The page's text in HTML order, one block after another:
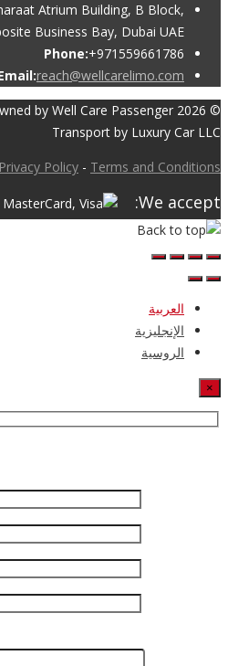
Atrium Building, B Block,
Business Bay, Dubai UAE
Phone:+971559661786
reach@wellcarelimo.com
© 2026
by Well Care Passenger
Transport by Luxury Car LLC
Privacy Policy - Terms and Conditions
We accept:
العربية
الإنجليزية
الروسية
×